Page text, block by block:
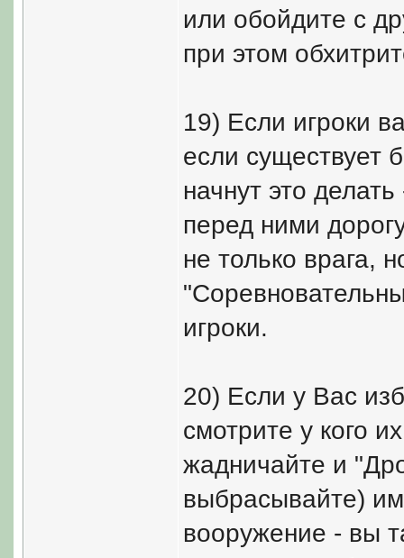
или обойдите с
при этом
19) Если игроки
если существует
начнут это
перед ними
не только врага,
игроки.
20) Если у Вас
смотрите у кого
жадничайте и
выбрасывайте)
вооружение - вы